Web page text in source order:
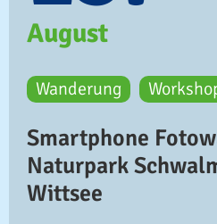
August
Wanderung
Smartphone
Naturpark
Wittsee